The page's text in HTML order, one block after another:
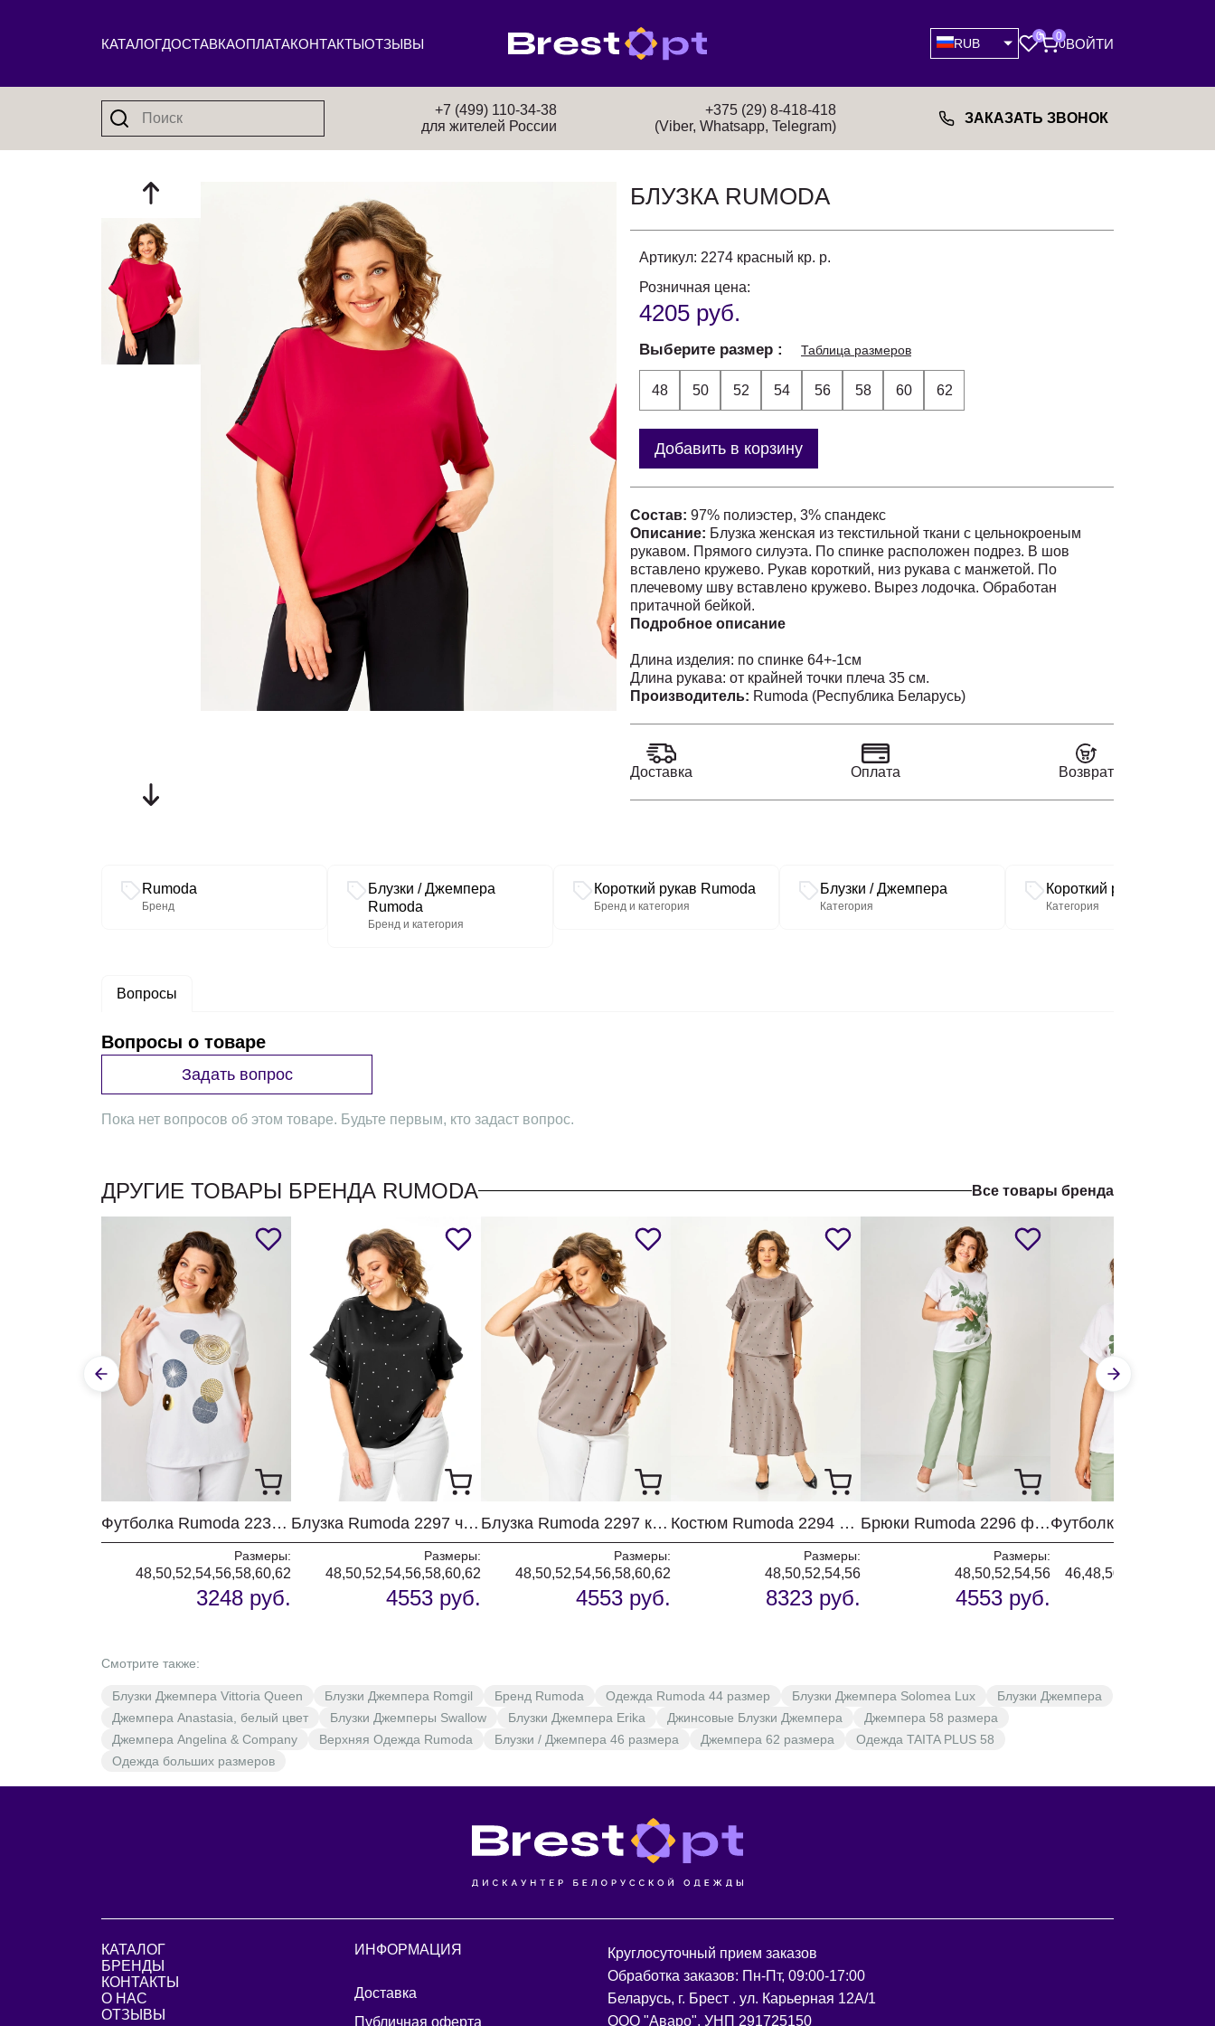
КАТАЛОГДОСТАВКАОПЛАТАКОНТАКТЫОТЗЫВЫ RUB
0 0
0ВОЙТИ
+7 (499) 110-34-38
для жителей России
+375 (29) 8-418-418
(Viber, Whatsapp, Telegram)
ЗАКАЗАТЬ ЗВОНОК
БЛУЗКА RUMODA
Артикул: 2274 красный кр. р.
Розничная цена:
4205 руб.
Выберите размер Таблица размеров
48 50 52 54 56 58 60 62
Добавить в корзину
Состав: 97% полиэстер, 3% спандекс
Описание: Блузка женская из текстильной ткани с цельнокроеным
рукавом. Прямого силуэта. По спинке расположен подрез. В шов
вставлено кружево. Рукав короткий, низ рукава с манжетой. По
плечевому шву вставлено кружево. Вырез лодочка. Обработан
притачной бейкой.
Подробное описание
Длина изделия: по спинке 64+-1см
Длина рукава: от крайней точки плеча 35 см.
Промеры на примере 52 размера
Производитель: Rumoda (Республика Беларусь)
Доставка Оплата Возврат
Rumoda
Бренд
Блузки / Джемпера
Rumoda
Бренд и категория
Короткий рукав Rumoda
Бренд и категория
Блузки / Джемпера
Категория
Короткий рукав
Категория
Вопросы
Вопросы о товаре
Задать вопрос
Пока нет вопросов об этом товаре. Будьте первым, кто задаст вопрос.
ДРУГИЕ ТОВАРЫ БРЕНДА RUMODA Все товары бренда
Футболка Rumoda 2239 белый кр.р.
Размеры:
48,50,52,54,56,58,60,62
3248 руб.
Блузка Rumoda 2297 черный
Размеры:
48,50,52,54,56,58,60,62
4553 руб.
Блузка Rumoda 2297 капучино
Размеры:
48,50,52,54,56,58,60,62
4553 руб.
Костюм Rumoda 2294 капучино
Размеры:
48,50,52,54,56
8323 руб.
Брюки Rumoda 2296 фисташковый
Размеры:
48,50,52,54,56
4553 руб.
Смотрите также:
Блузки Джемпера Vittoria Queen Блузки Джемпера Romgil Бренд Rumoda Одежда Rumoda 44 размер Блузки Джемпера Solomea Lux
Блузки Джемпера
Джемпера Anastasia, белый цвет
Блузки Джемперы Swallow Блузки Джемпера Erika Джинсовые Блузки Джемпера
Джемпера 58 размера
Джемпера Angelina & Company
Верхняя Одежда Rumoda Блузки / Джемпера 46 размера Джемпера 62 размера
Одежда TAITA PLUS 58
Одежда больших размеров
КАТАЛОГ
БРЕНДЫ
КОНТАКТЫ
О НАС
ОТЗЫВЫ
ИНФОРМАЦИЯ
Доставка
Публичная оферта
Круглосуточный прием заказов
Обработка заказов: Пн-Пт, 09:00-17:00
Беларусь, г. Брест . ул. Карьерная 12А/1
ООО "Аваро", УНП 291725150